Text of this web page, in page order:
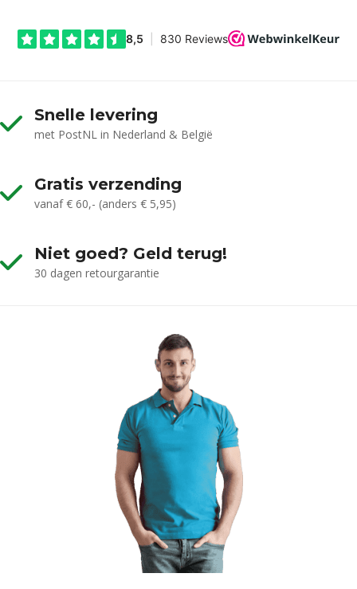
Snelle levering
met PostNL in Nederland & België
Gratis verzending
vanaf € 60,- (anders € 5,95)
Niet goed? Geld terug!
30 dagen retourgarantie